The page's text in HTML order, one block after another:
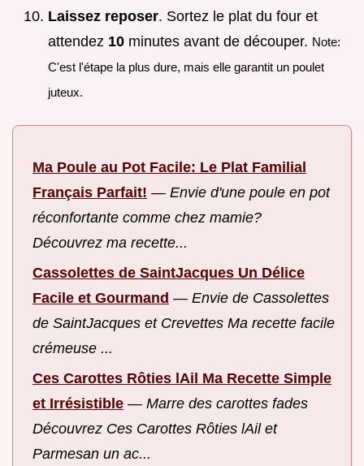
Laissez reposer. Sortez le plat du four et
attendez 10 minutes avant de découper. Note:
C'est l'étape la plus dure, mais elle garantit un poulet
juteux.
Ma Poule au Pot Facile: Le Plat Familial
Français Parfait! — Envie d'une poule en pot
réconfortante comme chez mamie?
Découvrez ma recette...
Cassolettes de SaintJacques Un Délice
Facile et Gourmand — Envie de Cassolettes
de SaintJacques et Crevettes Ma recette facile
crémeuse ...
Ces Carottes Rôties lAil Ma Recette Simple
et Irrésistible — Marre des carottes fades
Découvrez Ces Carottes Rôties lAil et
Parmesan un ac...